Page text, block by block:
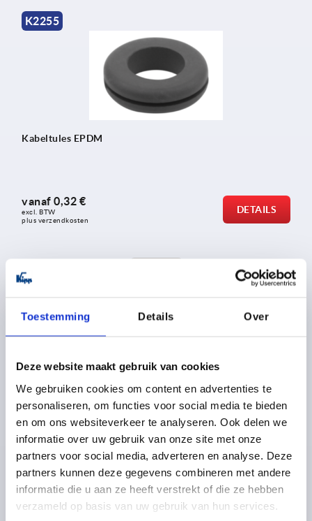
Toestemming Details Over
Deze website maakt gebruik van cookies
We gebruiken cookies om content en advertenties te
personaliseren, om functies voor social media te bieden
en om ons websiteverkeer te analyseren. Ook delen we
informatie over uw gebruik van onze site met onze
partners voor social media, adverteren en analyse. Deze
partners kunnen deze gegevens combineren met andere
informatie die u aan ze heeft verstrekt of die ze hebben
verzameld op basis van uw gebruik van hun services.
K2255
Kabeltules EPDM
vanaf 0,32 €
excl. BTW
plus verzendkosten
DETAILS
of 2 entries
Sluitschroeven staal of rvs met kraag en binnenzeskant
DIN 908